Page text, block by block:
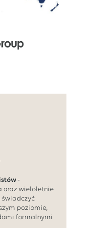
-
oraz wieloletnie
świadczyć
poziomie,
formalnymi